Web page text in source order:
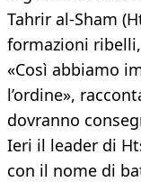
Tahrir al-Sham
formazioni
«Così abbiamo
l’ordine»,
dovranno
Ieri il leader di
con il nome di